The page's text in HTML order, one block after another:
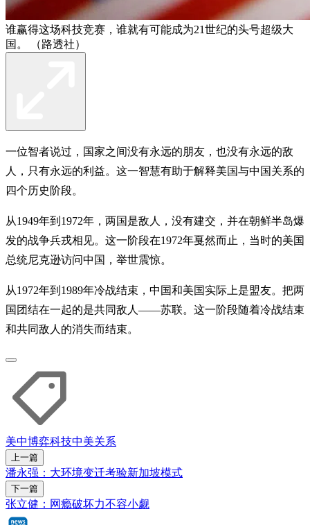
谁赢得这场科技竞赛，谁就有可能成为21世纪的头号超级大
国。 （路透社）
一位智者说过，国家之间没有永远的朋友，也没有永远的敌
人，只有永远的利益。这一智慧有助于解释美国与中国关系的
四个历史阶段。
从1949年到1972年，两国是敌人，没有建交，并在朝鲜半岛爆
发的战争兵戎相见。这一阶段在1972年戛然而止，当时的美国
总统尼克逊访问中国，举世震惊。
从1972年到1989年冷战结束，中国和美国实际上是盟友。把两
国团结在一起的是共同敌人——苏联。这一阶段随着冷战结束
和共同敌人的消失而结束。
美中博弈科技中美关系
上一篇
潘永强：大环境变迁考验新加坡模式
下一篇
张立健：网瘾破坏力不容小觑